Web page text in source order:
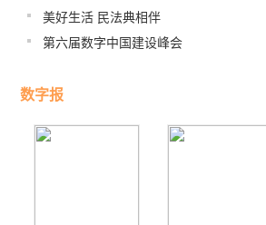
美好生活 民法典相伴
第六届数字中国建设峰会
数字报